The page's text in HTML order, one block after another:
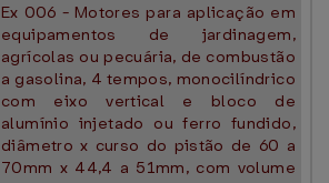
Ex 006 - Motores para aplicação em
equipamentos de jardinagem,
agrícolas ou pecuária, de combustão
a gasolina, 4 tempos, monocilíndrico
com eixo vertical e bloco de
alumínio injetado ou ferro fundido,
diâmetro x curso do pistão de 60 a
70mm x 44,4 a 51mm, com volume